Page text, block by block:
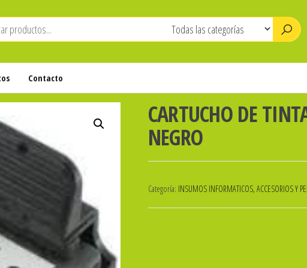
Contacto
CARTUCHO DE
NEGRO
Categoría: INSUMOS INFORMATICOS, ACCESORIOS Y